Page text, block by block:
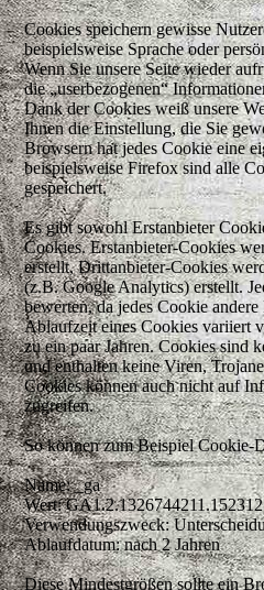
Cookies speichern gewisse
beispielsweise Sprache oder
Wenn Sie unsere Seite wieder
die „userbezogenen“
Dank der Cookies weiß unsere
Ihnen die Einstellung, die Sie
Browsern hat jedes Cookie eine
beispielsweise Firefox sind alle
gespeichert.
Es gibt sowohl Erstanbieter
Cookies. Erstanbieter-Cookies
erstellt, Drittanbieter-Cookies
(z.B. Google Analytics) erstellt.
bewerten, da jedes Cookie
Ablaufzeit eines Cookies variiert
zu ein paar Jahren. Cookies sind
und enthalten keine Viren,
Cookies können auch nicht auf
zugreifen.
So können zum Beispiel Cookie-
Name: _ga
Wert:
Verwendungszweck:
Ablaufdatum: nach 2 Jahren
Diese Mindestgrößen sollte ein